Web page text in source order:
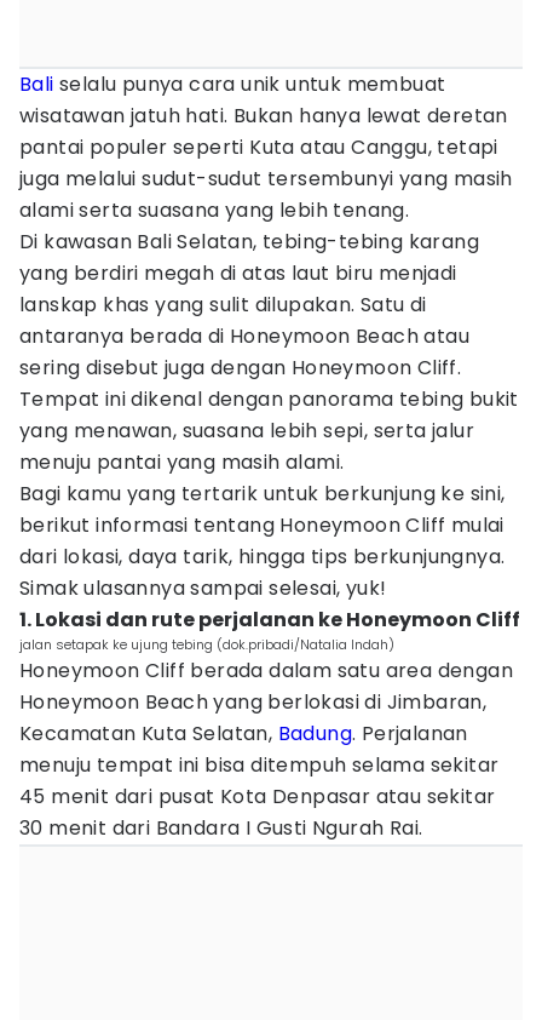
Bali selalu punya cara unik untuk membuat
wisatawan jatuh hati. Bukan hanya lewat deretan
pantai populer seperti Kuta atau Canggu, tetapi
juga melalui sudut-sudut tersembunyi yang masih
alami serta suasana yang lebih tenang.
Di kawasan Bali Selatan, tebing-tebing karang
yang berdiri megah di atas laut biru menjadi
lanskap khas yang sulit dilupakan. Satu di
antaranya berada di Honeymoon Beach atau
sering disebut juga dengan Honeymoon Cliff.
Tempat ini dikenal dengan panorama tebing bukit
yang menawan, suasana lebih sepi, serta jalur
menuju pantai yang masih alami.
Bagi kamu yang tertarik untuk berkunjung ke sini,
berikut informasi tentang Honeymoon Cliff mulai
dari lokasi, daya tarik, hingga tips berkunjungnya.
Simak ulasannya sampai selesai, yuk!
1. Lokasi dan rute perjalanan ke Honeymoon Cliff
jalan setapak ke ujung tebing (dok.pribadi/Natalia Indah)
Honeymoon Cliff berada dalam satu area dengan
Honeymoon Beach yang berlokasi di Jimbaran,
Kecamatan Kuta Selatan, Badung. Perjalanan
menuju tempat ini bisa ditempuh selama sekitar
45 menit dari pusat Kota Denpasar atau sekitar
30 menit dari Bandara I Gusti Ngurah Rai.